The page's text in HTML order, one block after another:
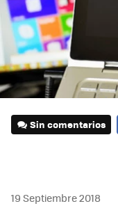
Sin comentarios
19 Septiembre 2018